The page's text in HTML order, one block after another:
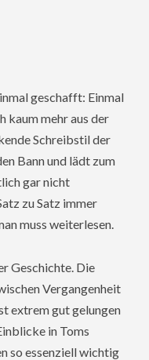
geschafft: Einmal
kaum mehr aus der
Schreibstil der
Bann und lädt zum
gar nicht
zu Satz immer
muss weiterlesen.
Geschichte. Die
Vergangenheit
extrem gut gelungen
in Toms
so essenziell wichtig